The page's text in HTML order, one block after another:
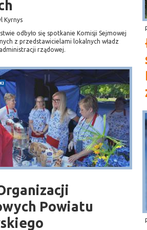
Kyrnys
odbyło się spotkanie Komisji Sejmowej
z przedstawicielami lokalnych władz
rządowej.
Powiatu